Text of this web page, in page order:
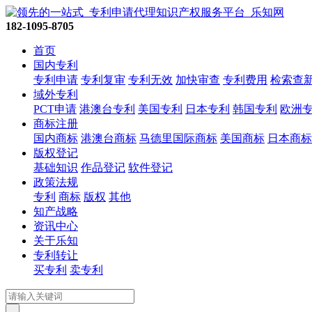
182-1095-8705
首页
国内专利
专利申请 专利复审 专利无效 加快审查 专利费用 检索查
域外专利
PCT申请 港澳台专利 美国专利 日本专利 韩国专利 欧洲
商标注册
国内商标 港澳台商标 马德里国际商标 美国商标 日本商标
版权登记
基础知识 作品登记 软件登记
政策法规
专利 商标 版权 其他
知产战略
资讯中心
关于乐知
专利转让
买专利 卖专利